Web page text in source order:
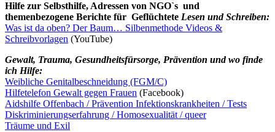
Hilfe zur Selbsthilfe, Adressen von NGO`s und
themenbezogene Berichte für Geflüchtete Lesen und Schreiben:
Was ist da oben? Der Baum… Silbenmethode Videos &
Schreibvorlagen (YouTube)
Gewalt, Trauma, Gesundheitsfürsorge, Prävention und wo finde
ich Hilfe:
Weibliche Genitalbeschneidung (FGM/C)
Hilfetelefon Gewalt gegen Frauen (Facebook)
Aidshilfe Offenbach / Prävention Infektionskrankheiten / Tests
Diskriminierungserfahrung / Homosexualität / queer
Träume und Exil